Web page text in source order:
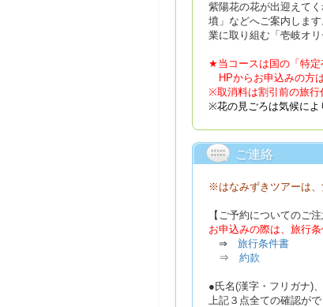
紫陽花の花が出迎えて
墳」などへご案内しま
業に取り組む「壱岐オ
★当コースは国の「特定
HPからお申込みの方
※取消料は割引前の旅行
※花の見ごろは気候によ
ご連絡
※はなみずきツアーは、
【ご予約についてのご注
お申込みの際は、旅行
⇒ 旅行条件書
⇒ 約款
●氏名(漢字・フリガナ)
上記３点全ての確認が